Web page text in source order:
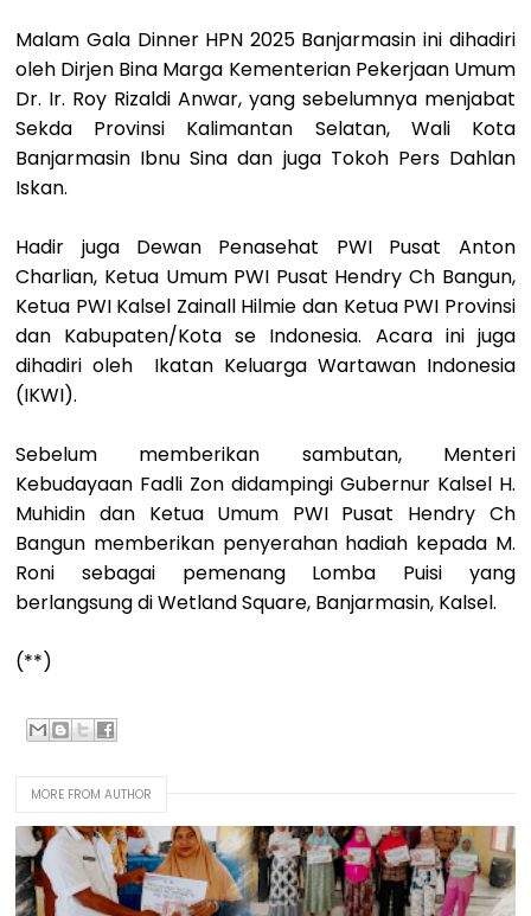
Malam Gala Dinner HPN 2025 Banjarmasin ini dihadiri
oleh Dirjen Bina Marga Kementerian Pekerjaan Umum
Dr. Ir. Roy Rizaldi Anwar, yang sebelumnya menjabat
Sekda Provinsi Kalimantan Selatan, Wali Kota
Banjarmasin Ibnu Sina dan juga Tokoh Pers Dahlan
Iskan.
Hadir juga Dewan Penasehat PWI Pusat Anton
Charlian, Ketua Umum PWI Pusat Hendry Ch Bangun,
Ketua PWI Kalsel Zainall Hilmie dan Ketua PWI Provinsi
dan Kabupaten/Kota se Indonesia. Acara ini juga
dihadiri oleh Ikatan Keluarga Wartawan Indonesia
(IKWI).
Sebelum memberikan sambutan, Menteri
Kebudayaan Fadli Zon didampingi Gubernur Kalsel H.
Muhidin dan Ketua Umum PWI Pusat Hendry Ch
Bangun memberikan penyerahan hadiah kepada M.
Roni sebagai pemenang Lomba Puisi yang
berlangsung di Wetland Square, Banjarmasin, Kalsel.
(**)
MORE FROM AUTHOR